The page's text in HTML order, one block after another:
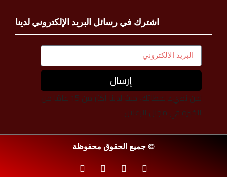
اشترك في رسائل البريد الإلكتروني لدينا
إرسال
نحن نضيء لحظاتك، حيث لدينا أكثر من 15 عامًا من
الخبرة في مجال الإعلان
© جميع الحقوق محفوظة